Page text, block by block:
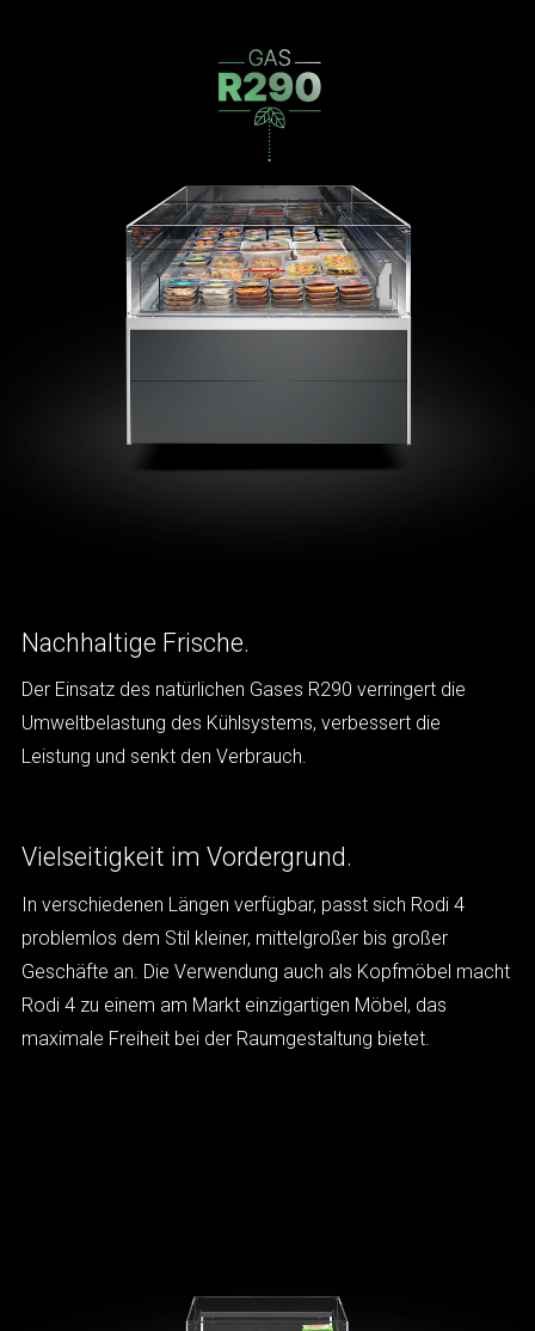
Nachhaltige Frische.
Der Einsatz des natürlichen Gases R290 verringert die
Umweltbelastung des Kühlsystems, verbessert die
Leistung und senkt den Verbrauch.
Vielseitigkeit im Vordergrund.
In verschiedenen Längen verfügbar, passt sich Rodi 4
problemlos dem Stil kleiner, mittelgroßer bis großer
Geschäfte an. Die Verwendung auch als Kopfmöbel macht
Rodi 4 zu einem am Markt einzigartigen Möbel, das
maximale Freiheit bei der Raumgestaltung bietet.